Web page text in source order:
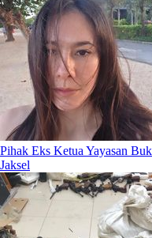
Pihak Eks Ketua Yayasan
Jaksel